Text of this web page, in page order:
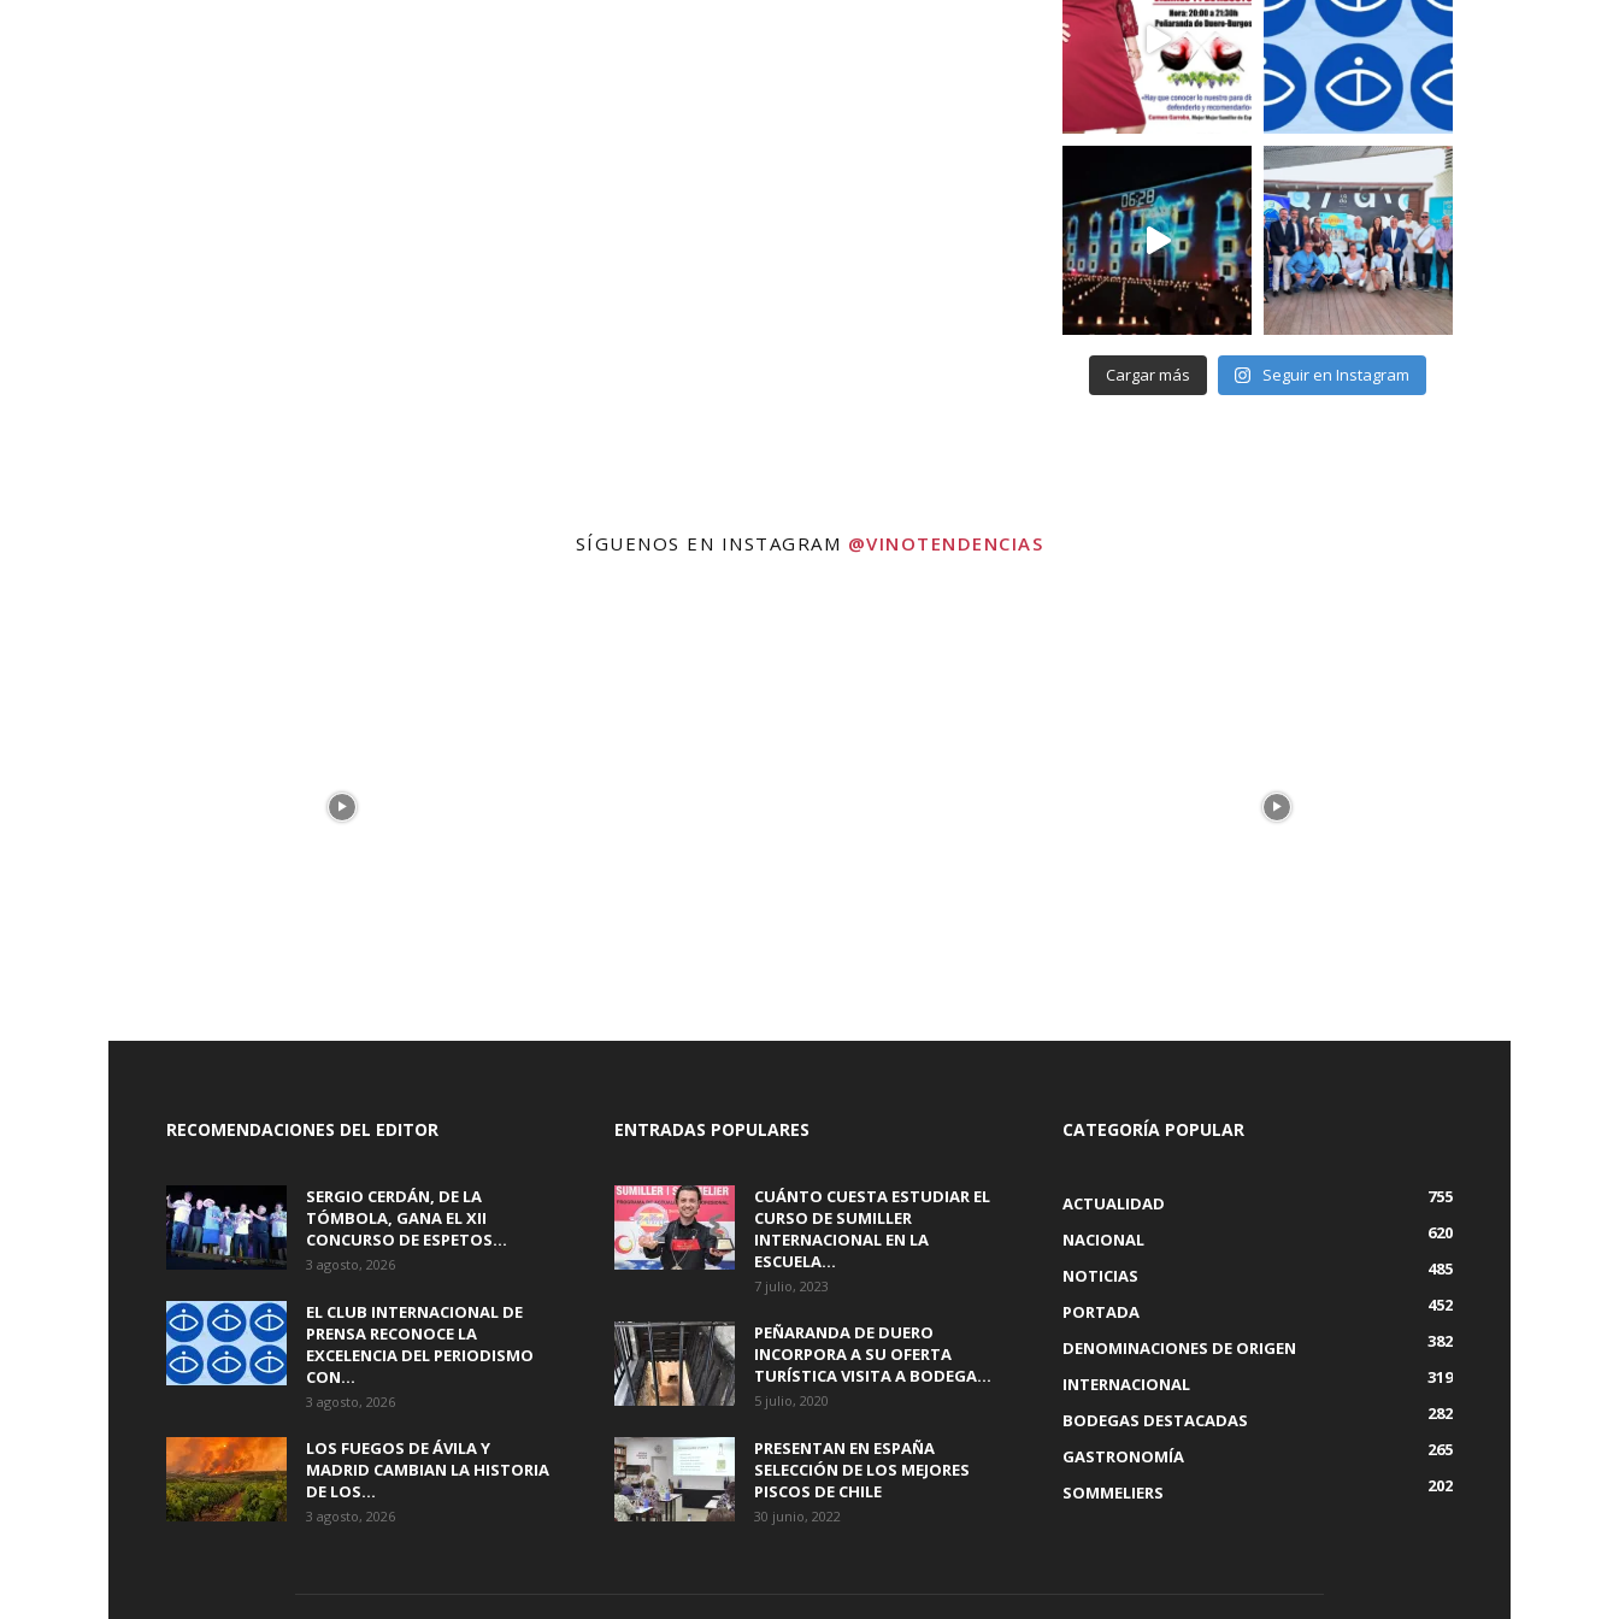
Cargar más Seguir en Instagram
SÍGUENOS EN INSTAGRAM @VINOTENDENCIAS
RECOMENDACIONES DEL EDITOR
SERGIO CERDÁN, DE LA
TÓMBOLA, GANA EL XII
CONCURSO DE ESPETOS...
3 agosto, 2026
EL CLUB INTERNACIONAL DE
PRENSA RECONOCE LA
EXCELENCIA DEL PERIODISMO
CON...
3 agosto, 2026
LOS FUEGOS DE ÁVILA Y
MADRID CAMBIAN LA HISTORIA
DE LOS...
3 agosto, 2026
ENTRADAS POPULARES
CUÁNTO CUESTA ESTUDIAR EL
CURSO DE SUMILLER
INTERNACIONAL EN LA
ESCUELA...
7 julio, 2023
PEÑARANDA DE DUERO
INCORPORA A SU OFERTA
TURÍSTICA VISITA A BODEGA...
5 julio, 2020
PRESENTAN EN ESPAÑA
SELECCIÓN DE LOS MEJORES
PISCOS DE CHILE
30 junio, 2022
CATEGORÍA POPULAR
ACTUALIDAD
755
NACIONAL
620
NOTICIAS
485
PORTADA
452
DENOMINACIONES DE ORIGEN
382
INTERNACIONAL
319
BODEGAS DESTACADAS
282
GASTRONOMÍA
265
SOMMELIERS
202